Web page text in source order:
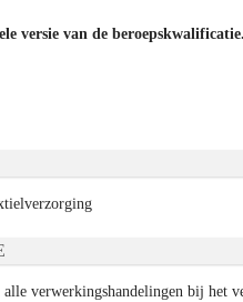
versie van de beroepskwalificatie.
verwerkingshandelingen bij het